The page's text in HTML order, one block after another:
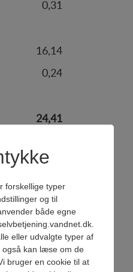
0,31
16,14
0,24
24,41
forskellige typer
og til
både egne
eller udvalgte typer af
også kan læse om de
bruger en cookie til at